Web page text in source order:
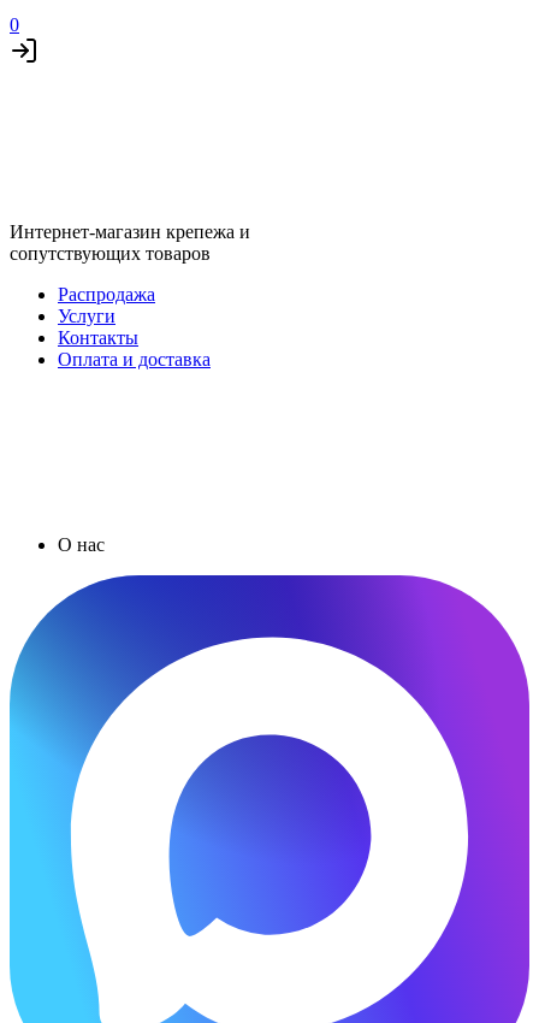
0
Интернет-магазин крепежа и
сопутствующих товаров
Распродажа
Услуги
Контакты
Оплата и доставка
О нас